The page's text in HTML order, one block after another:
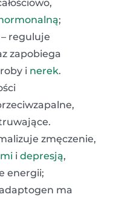
;
– reguluje
zapobiega
i nerek.
zmęczenie,
i depresją,
energii;
ma